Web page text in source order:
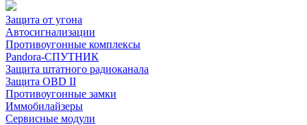
Защита от угона
Автосигнализации
Противоугонные комплексы
Pandora-СПУТНИК
Защита штатного радиоканала
Защита OBD II
Противоугонные замки
Иммобилайзеры
Сервисные модули